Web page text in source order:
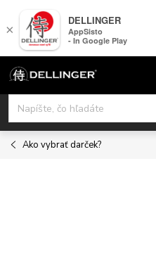
Prejsť
na
obsah
Ako vybrať darček?
×
DELLINGER
AppSisto
- In Google Play